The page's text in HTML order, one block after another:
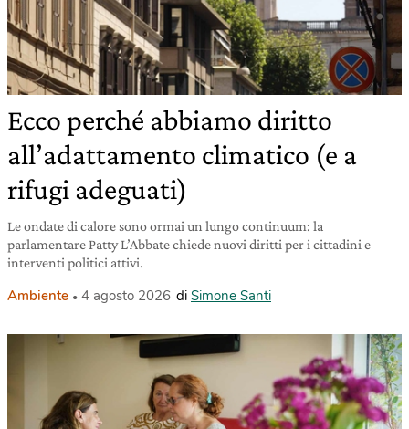
Ecco perché abbiamo diritto
all’adattamento climatico (e a
rifugi adeguati)
Le ondate di calore sono ormai un lungo continuum: la
parlamentare Patty L’Abbate chiede nuovi diritti per i cittadini e
interventi politici attivi.
Ambiente 4 agosto 2026 di Simone Santi